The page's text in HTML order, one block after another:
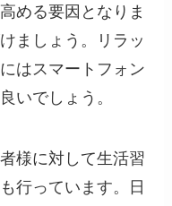
める要因となりま
ましょう。リラッ
はスマートフォン
いでしょう。
様に対して生活習
行っています。日